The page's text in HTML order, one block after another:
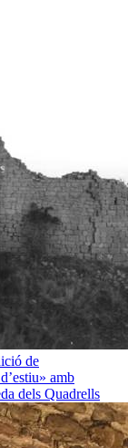
de
amb
dels Quadrells